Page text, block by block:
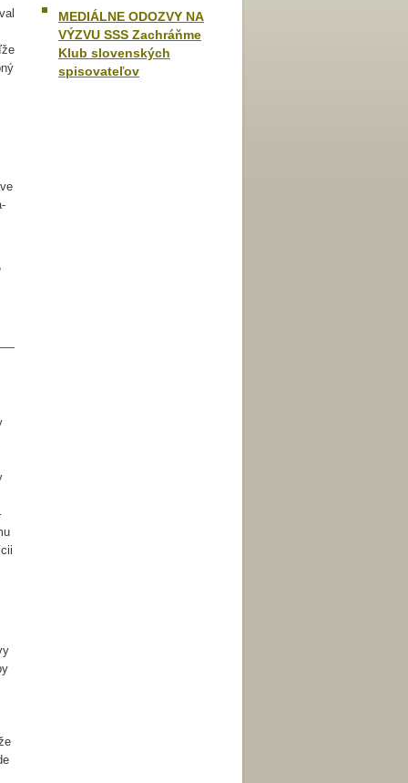
val
MEDIÁLNE ODOZVY NA
VÝZVU SSS Zachráňme
Klub slovenských
spisovateľov